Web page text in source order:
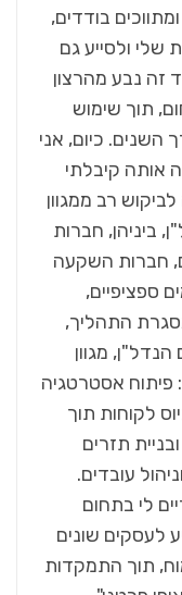
בודדים,
שלי ולסייע גם
זה נבע מהרצון
תוך שימוש
השנים. כיום, אני
אותה קיבלתי
רב ממגוון
ביניהן, חברות
חברות השקעה
ספציפיים,
התהליך,
מגוון
פיתוח אסטרטגיה
לקוחות תוך
תזרים
עובדים.
לי בתחום
לעסקים שונים
תוך התמקדות